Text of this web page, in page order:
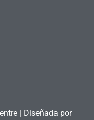
| Diseñada por